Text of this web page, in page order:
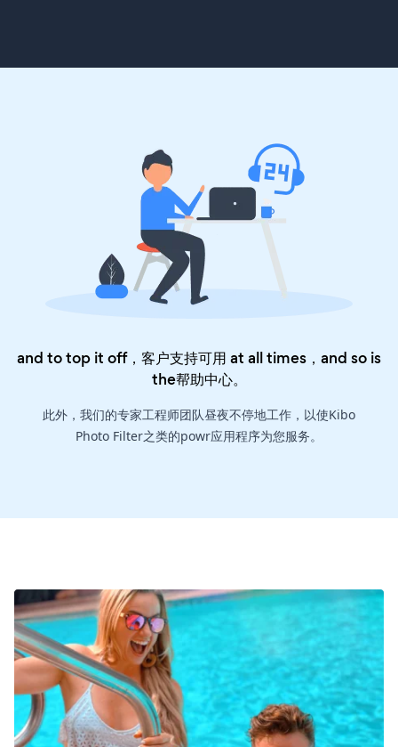
and to top it off，客户支持可用 at all times，and so is
the帮助中心。
此外，我们的专家工程师团队昼夜不停地工作，以使Kibo
Photo Filter之类的powr应用程序为您服务。